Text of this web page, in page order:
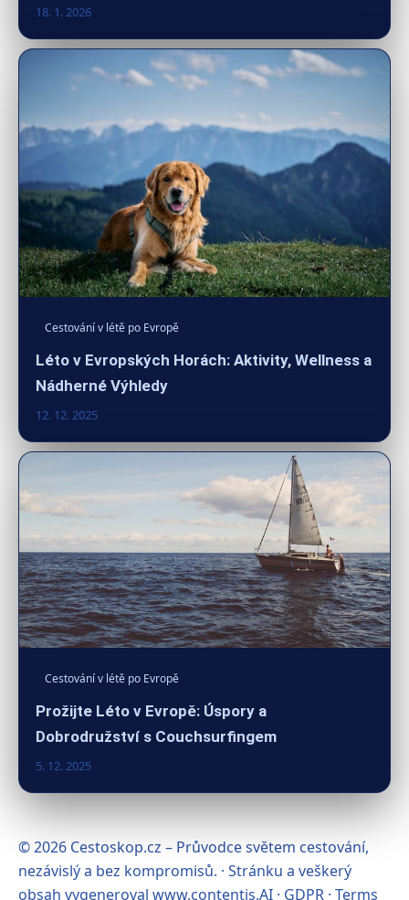
18. 1. 2026
Cestování v létě po Evropě
Léto v Evropských Horách: Aktivity, Wellness a
Nádherné Výhledy
12. 12. 2025
Cestování v létě po Evropě
Prožijte Léto v Evropě: Úspory a
Dobrodružství s Couchsurfingem
5. 12. 2025
© 2026 Cestoskop.cz – Průvodce světem cestování,
nezávislý a bez kompromisů. · Stránku a veškerý
obsah vygeneroval www.contentis.AI · GDPR · Terms